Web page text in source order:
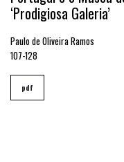
‘Prodigiosa Galeria’
Paulo de Oliveira Ramos
107-128
pdf